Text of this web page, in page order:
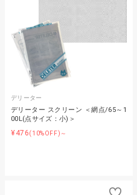
デリーター
デリーター スクリーン ＜網点/65～1
00L(点サイズ：小)＞
¥476(10%OFF)～